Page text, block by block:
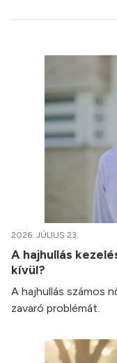
2026. JÚLIUS 23.
A hajhullás
kívül?
A hajhullás számos
zavaró problémát.